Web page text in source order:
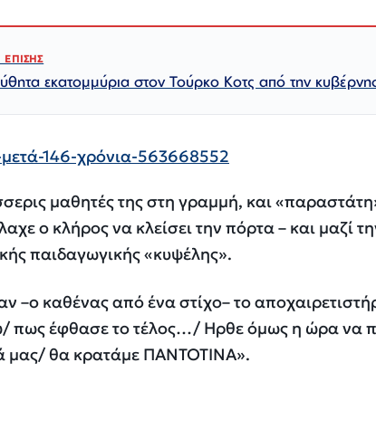
ΕΠΙΣΗΣ
εκατομμύρια στον Τούρκο Κοτς από την
μαθητές της στη γραμμή, και
ο κλήρος να κλείσει την πόρτα – και μαζί
παιδαγωγικής «κυψέλης».
–ο καθένας από ένα στίχο– το
πως έφθασε το τέλος…/ Ηρθε όμως η ώρα να
μας/ θα κρατάμε ΠΑΝΤΟΤΙΝΑ».